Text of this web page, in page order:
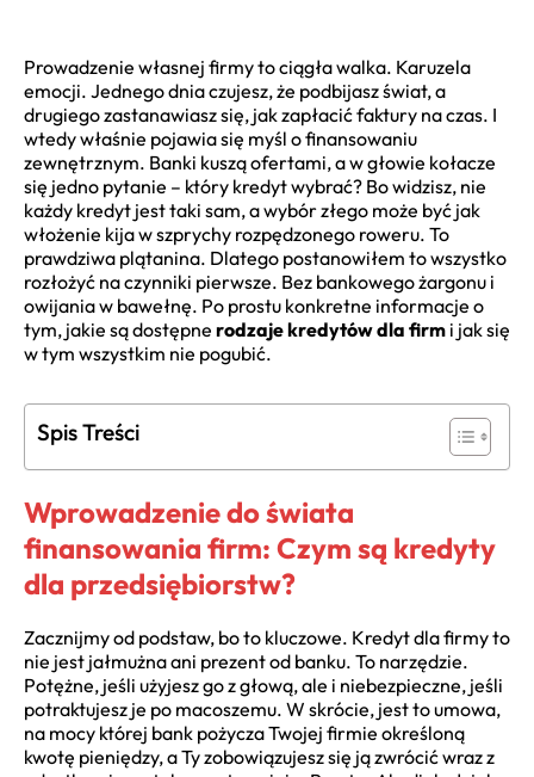
Prowadzenie własnej firmy to ciągła walka. Karuzela
emocji. Jednego dnia czujesz, że podbijasz świat, a
drugiego zastanawiasz się, jak zapłacić faktury na czas. I
wtedy właśnie pojawia się myśl o finansowaniu
zewnętrznym. Banki kuszą ofertami, a w głowie kołacze
się jedno pytanie – który kredyt wybrać? Bo widzisz, nie
każdy kredyt jest taki sam, a wybór złego może być jak
włożenie kija w szprychy rozpędzonego roweru. To
prawdziwa plątanina. Dlatego postanowiłem to wszystko
rozłożyć na czynniki pierwsze. Bez bankowego żargonu i
owijania w bawełnę. Po prostu konkretne informacje o
tym, jakie są dostępne rodzaje kredytów dla firm i jak się
w tym wszystkim nie pogubić.
Spis Treści
Wprowadzenie do świata
finansowania firm: Czym są kredyty
dla przedsiębiorstw?
Zacznijmy od podstaw, bo to kluczowe. Kredyt dla firmy to
nie jest jałmużna ani prezent od banku. To narzędzie.
Potężne, jeśli użyjesz go z głową, ale i niebezpieczne, jeśli
potraktujesz je po macoszemu. W skrócie, jest to umowa,
na mocy której bank pożycza Twojej firmie określoną
kwotę pieniędzy, a Ty zobowiązujesz się ją zwrócić wraz z